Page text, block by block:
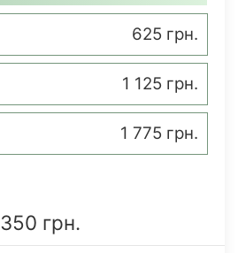
625 грн.
1 125 грн.
1 775 грн.
350 грн.